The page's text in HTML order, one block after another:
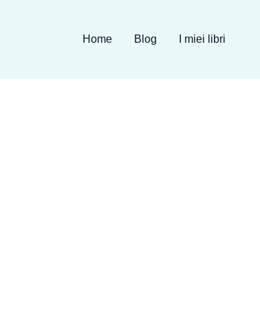
Home Blog I miei libri